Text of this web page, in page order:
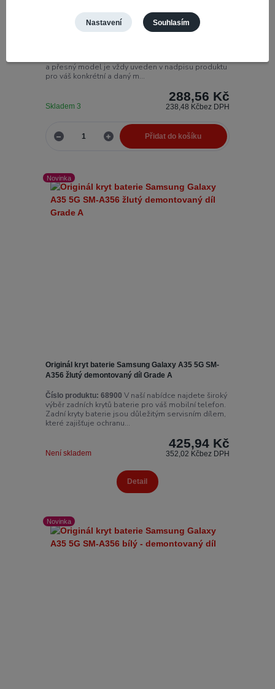
Deska s USB nabíjecím konektorem Samsung
Galaxy A35 SM-A356B
a přesný model je vždy uveden v nadpisu produktu
pro váš konkrétní a daný m...
288,56 Kč
238,48 Kčbez DPH
Skladem 3
Přidat do košíku
Novinka
Originál kryt baterie Samsung Galaxy A35 5G SM-
A356 žlutý demontovaný díl Grade A
Číslo produktu: 68900 V naší nabídce najdete široký
výběr zadních krytů baterie pro váš mobilní telefon.
Zadní kryty baterie jsou důležitým servisním dílem,
které zajišťuje ochranu...
425,94 Kč
352,02 Kčbez DPH
Není skladem
Detail
Novinka
Nastavení Souhlasím